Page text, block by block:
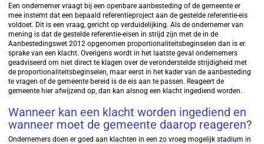
Een ondernemer vraagt bij een openbare aanbesteding of de gemeente er
mee instemt dat een bepaald referentieproject aan de gestelde referentie-eis
voldoet. Dit is een vraag, gericht op verduidelijking. Als de ondernemer van
mening is dat de gestelde referentie-eisen in strijd zijn met de in de
Aanbestedingswet 2012 opgenomen proportionaliteitsbeginselen dan is er
sprake van een klacht. Overigens wordt in het laatste geval ondernemers
geadviseerd om niet direct te klagen over de veronderstelde strijdigheid met
de proportionaliteitsbeginselen, maar eerst in het kader van de aanbesteding
te vragen of de gemeente bereid is de eis aan te passen. Reageert de
gemeente hier afwijzend op, dan kan alsnog een klacht ingediend worden.
Wanneer kan een klacht worden ingediend en
wanneer moet de gemeente daarop reageren?
Ondernemers doen er goed aan klachten in een zo vroeg mogelijk stadium in